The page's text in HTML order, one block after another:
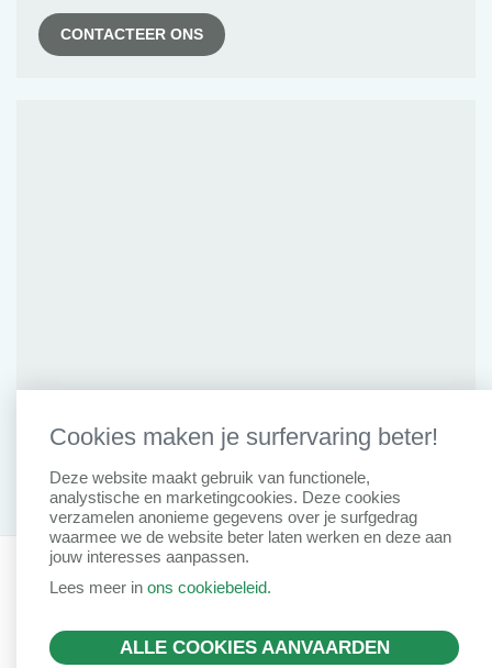
CONTACTEER ONS
Privacy Clausule Disclaimer
Remuneratiebeleid
Cookies maken je surfervaring beter!
Deze website maakt gebruik van functionele,
analystische en marketingcookies. Deze cookies
verzamelen anonieme gegevens over je surfgedrag
waarmee we de website beter laten werken en deze aan
jouw interesses aanpassen.
Lees meer in ons cookiebeleid.
ALLE COOKIES AANVAARDEN